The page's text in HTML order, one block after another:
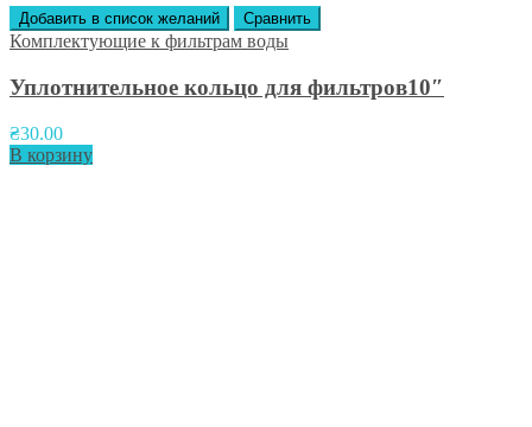
Добавить в список желаний Сравнить
Комплектующие к фильтрам воды
Уплотнительное кольцо для фильтров10″
₴30.00
В корзину